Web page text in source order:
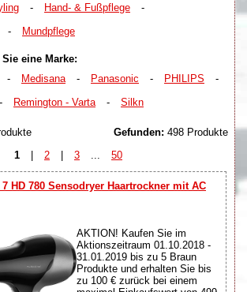
- Hand- & Fußpflege
-
- Mundpflege
eine Marke:
- Medisana - Panasonic - PHILIPS
-
- Remington - Varta - Silkn
Gefunden: 498 Produkte
1
| 2 | 3 50
HD 780 Sensodryer Haartrockner mit AC
AKTION! Kaufen Sie im
Aktionszeitraum 01.10.2018 -
31.01.2019 bis zu 5 Braun
Produkte und erhalten Sie bis
zu 100 € zurück bei einem